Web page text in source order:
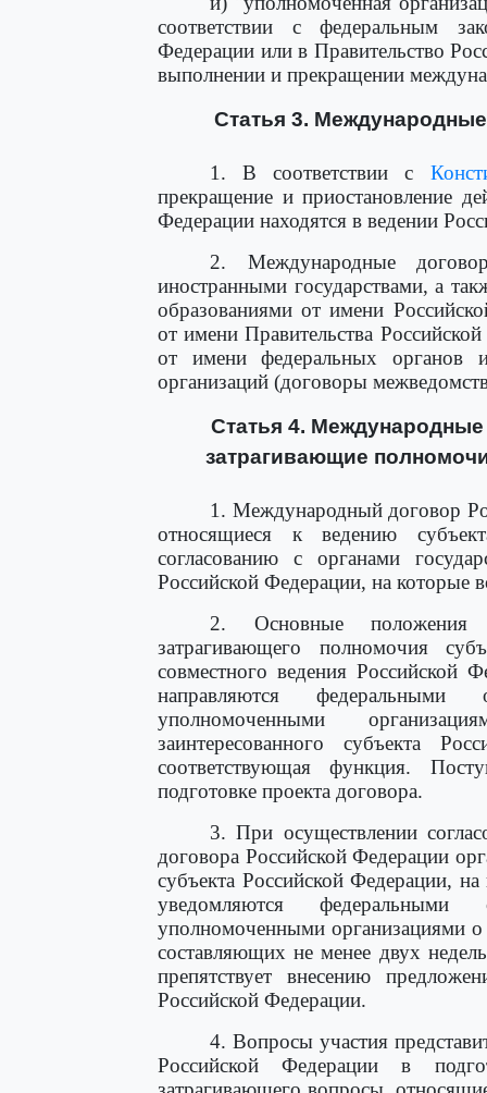
соответствии с федеральным
Федерации или в Правительство
выполнении и прекращении
Статья 3.
1. В соответствии с
прекращение и приостановление
Федерации находятся в ведении
2. Международные
иностранными государствами, а
образованиями от имени
от имени Правительства
от имени федеральных органов
организаций (договоры
Статья 4.
затрагивающие
1. Международный договор
относящиеся к ведению
согласованию с органами
Российской Федерации, на которые
2. Основные положения
затрагивающего полномочия
совместного ведения Российской
направляются
уполномоченными
заинтересованного субъекта
соответствующая функция.
подготовке проекта договора.
3. При осуществлении
договора Российской Федерации
субъекта Российской Федерации,
уведомляются
уполномоченными организациями
составляющих не менее двух
препятствует внесению
Российской Федерации.
4. Вопросы участия
Российской Федерации в